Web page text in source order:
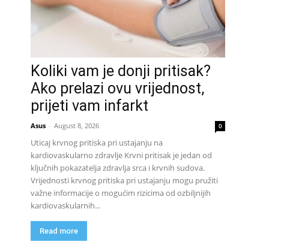
Koliki vam je donji pritisak?
Ako prelazi ovu vrijednost,
prijeti vam infarkt
Asus - August 8, 2026 0
Uticaj krvnog pritiska pri ustajanju na
kardiovaskularno zdravlje Krvni pritisak je jedan od
ključnih pokazatelja zdravlja srca i krvnih sudova.
Vrijednosti krvnog pritiska pri ustajanju mogu pružiti
važne informacije o mogućim rizicima od ozbiljnijih
kardiovaskularnih...
Read more